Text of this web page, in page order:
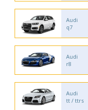
Audi
q7
Audi
r8
Audi
tt / ttrs